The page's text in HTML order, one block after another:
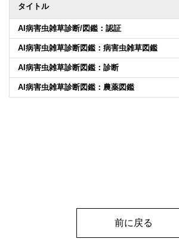
タイトル
AI病害虫雑草診断/図鑑：認証
AI病害虫雑草診断図鑑：病害虫雑草図鑑
AI病害虫雑草診断図鑑：診断
AI病害虫雑草診断図鑑：農薬図鑑
前に戻る